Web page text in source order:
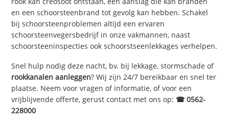
en een schoorsteenbrand tot gevolg kan hebben. Schakel
bij schoorsteenproblemen altijd een ervaren
schoorsteenvegersbedrijf in onze vakmannen, naast
schoorsteeninspecties ook schoorstseenlekkages verhelpen.
Snel hulp nodig deze nacht, bv. bij lekkage, stormschade of
rookkanalen aanleggen? Wij zijn 24/7 bereikbaar en snel ter
plaatse. Neem voor vragen of informatie, of voor een
vrijblijvende offerte, gerust contact met ons op: ☎ 0562-
228000